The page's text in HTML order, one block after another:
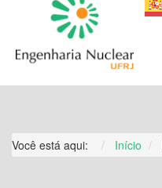
Você está aqui: Início